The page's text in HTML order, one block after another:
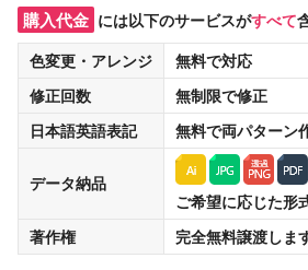
購入代金 には以下のサービスがすべて
色変更・アレンジ
無料で対応
修正回数
無制限で修正
日本語英語表記
無料で両パターン
データ納品
ご希望に応じた形
著作権
完全無料譲渡しま